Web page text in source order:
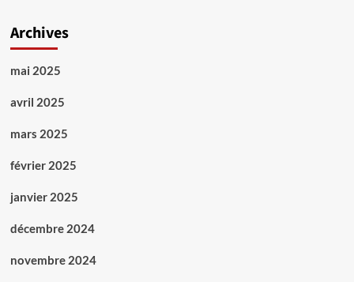
Archives
mai 2025
avril 2025
mars 2025
février 2025
janvier 2025
décembre 2024
novembre 2024